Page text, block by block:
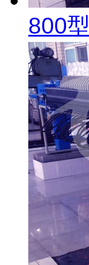
800